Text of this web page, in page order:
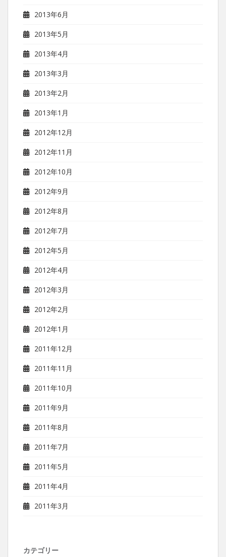
2013年6月
2013年5月
2013年4月
2013年3月
2013年2月
2013年1月
2012年12月
2012年11月
2012年10月
2012年9月
2012年8月
2012年7月
2012年5月
2012年4月
2012年3月
2012年2月
2012年1月
2011年12月
2011年11月
2011年10月
2011年9月
2011年8月
2011年7月
2011年5月
2011年4月
2011年3月
カテゴリー